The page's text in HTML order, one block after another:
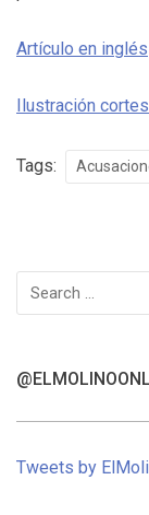
Artículo en inglés
Ilustración
Tags:
Search
for:
Tweets by